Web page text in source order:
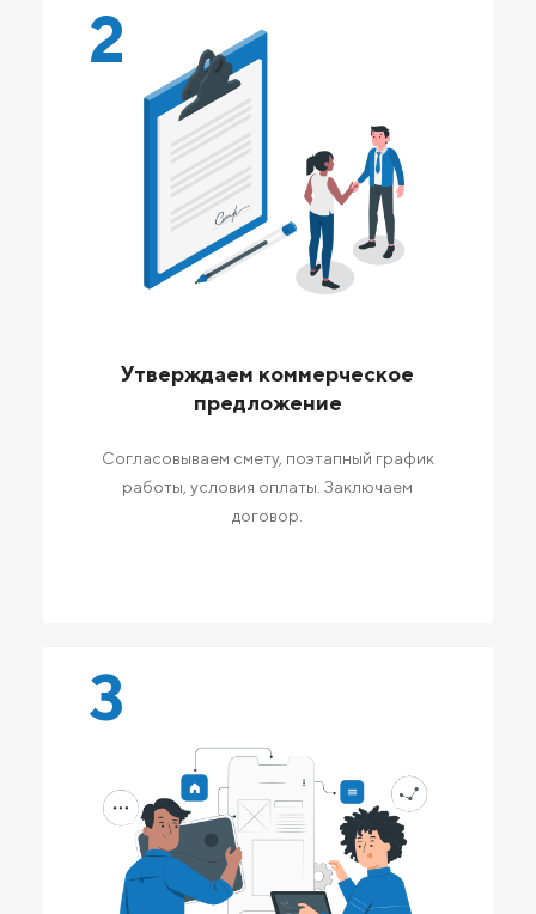
2
Утверждаем коммерческое
предложение
Согласовываем смету, поэтапный график
работы, условия оплаты. Заключаем
договор.
3